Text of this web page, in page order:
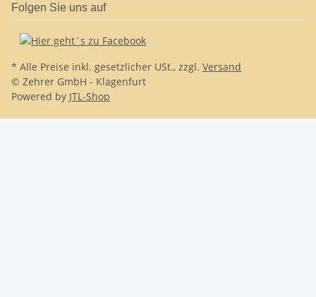
Folgen Sie uns auf
* Alle Preise inkl. gesetzlicher USt., zzgl. Versand
© Zehrer GmbH - Klagenfurt
Powered by JTL-Shop